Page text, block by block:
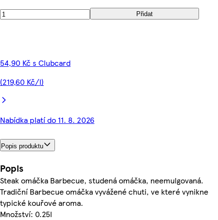
Přidat
54,90 Kč s Clubcard
(219,60 Kč/l)
Nabídka platí do 11. 8. 2026
Popis produktu
Popis
Steak omáčka Barbecue, studená omáčka, neemulgovaná.
Tradiční Barbecue omáčka vyvážené chuti, ve které vynikne
typické kouřové aroma.
Množství: 0.25l